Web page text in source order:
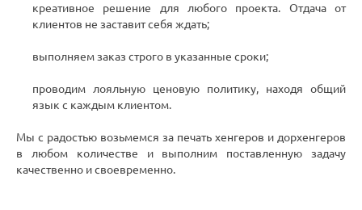
креативное решение для любого проекта. Отдача от
клиентов не заставит себя ждать;
выполняем заказ строго в указанные сроки;
проводим лояльную ценовую политику, находя общий
язык с каждым клиентом.
Мы с радостью возьмемся за печать хенгеров и дорхенгеров
в любом количестве и выполним поставленную задачу
качественно и своевременно.